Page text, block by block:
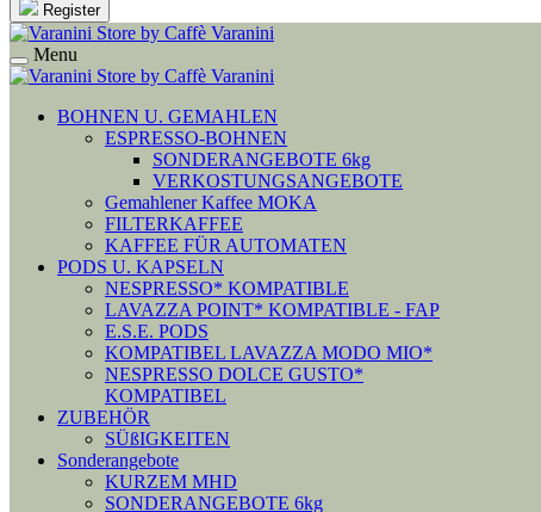
Register
Menu
BOHNEN U. GEMAHLEN
ESPRESSO-BOHNEN
SONDERANGEBOTE 6kg
VERKOSTUNGSANGEBOTE
Gemahlener Kaffee MOKA
FILTERKAFFEE
KAFFEE FÜR AUTOMATEN
PODS U. KAPSELN
NESPRESSO* KOMPATIBLE
LAVAZZA POINT* KOMPATIBLE - FAP
E.S.E. PODS
KOMPATIBEL LAVAZZA MODO MIO*
NESPRESSO DOLCE GUSTO*
KOMPATIBEL
ZUBEHÖR
SÜßIGKEITEN
Sonderangebote
KURZEM MHD
SONDERANGEBOTE 6kg